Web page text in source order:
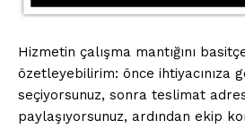
Hizmetin çalışma mantığını
özetleyebilirim: önce ihtiyacınıza
seçiyorsunuz, sonra teslimat
paylaşıyorsunuz, ardından ekip